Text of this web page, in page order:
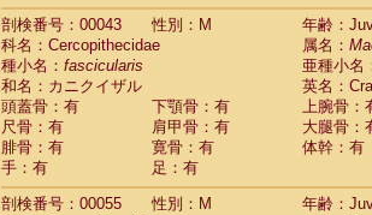
CercopithecidaeTheropithecus
CercopithecidaeMacaca arctoides(1)
Cercopithecidae Macaca assamensis
Cercopithecidae
Macaca
CercopithecidaeMacaca cyclopis (6)
CercopithecidaeMacaca fascicularis
CercopithecidaeMacaca fuscaca
CercopithecidaeMacaca fuscata
CercopithecidaeMacaca fuscata
CercopithecidaeMacaca maura(1)
剖検番号：00043
性別：M
年齢：
科名：Cercopithecidae
属名：
種小名： fascicularis
亜種小名
和名：カニクイザル
英名：
頭蓋骨：有
下顎骨：有
上腕骨：
尺骨：有
肩甲骨：有
大腿骨：
腓骨：有
寛骨：有
体幹：有
手：有
足：有
剖検番号：00055
性別：M
年齢：